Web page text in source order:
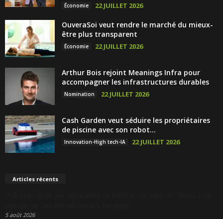
Économie 22 JUILLET 2026
OuveraSoi veut rendre le marché du mieux-
être plus transparent
Économie 22 JUILLET 2026
Arthur Bois rejoint Meanings Infra pour
accompagner les infrastructures durables
Nomination 22 JUILLET 2026
Cash Garden veut séduire les propriétaires
de piscine avec son robot...
Innovation-High tech-IA 22 JUILLET 2026
Articles récents
5 août 2026